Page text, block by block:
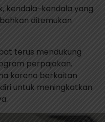
kendala-kendala yang
ditemukan
terus mendukung
perpajakan.
karena berkaitan
untuk meningkatkan